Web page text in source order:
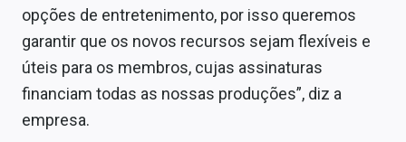
opções de entretenimento, por isso queremos
garantir que os novos recursos sejam flexíveis e
úteis para os membros, cujas assinaturas
financiam todas as nossas produções”, diz a
empresa.